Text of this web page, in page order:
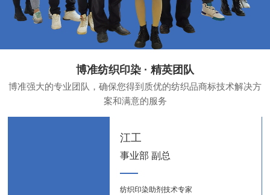
博准纺织印染 · 精英团队
博准强大的专业团队，确保您得到质优的纺织品商标技术解决方
案和满意的服务
江工
事业部 副总
纺织印染助剂技术专家